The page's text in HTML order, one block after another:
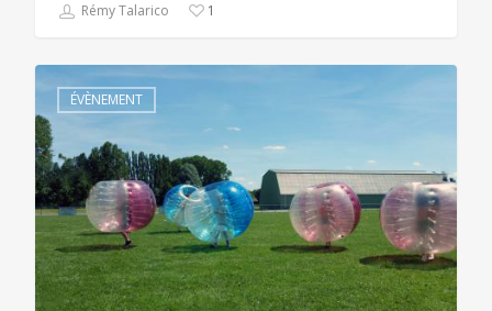
Rémy Talarico 1
ÉVÈNEMENT